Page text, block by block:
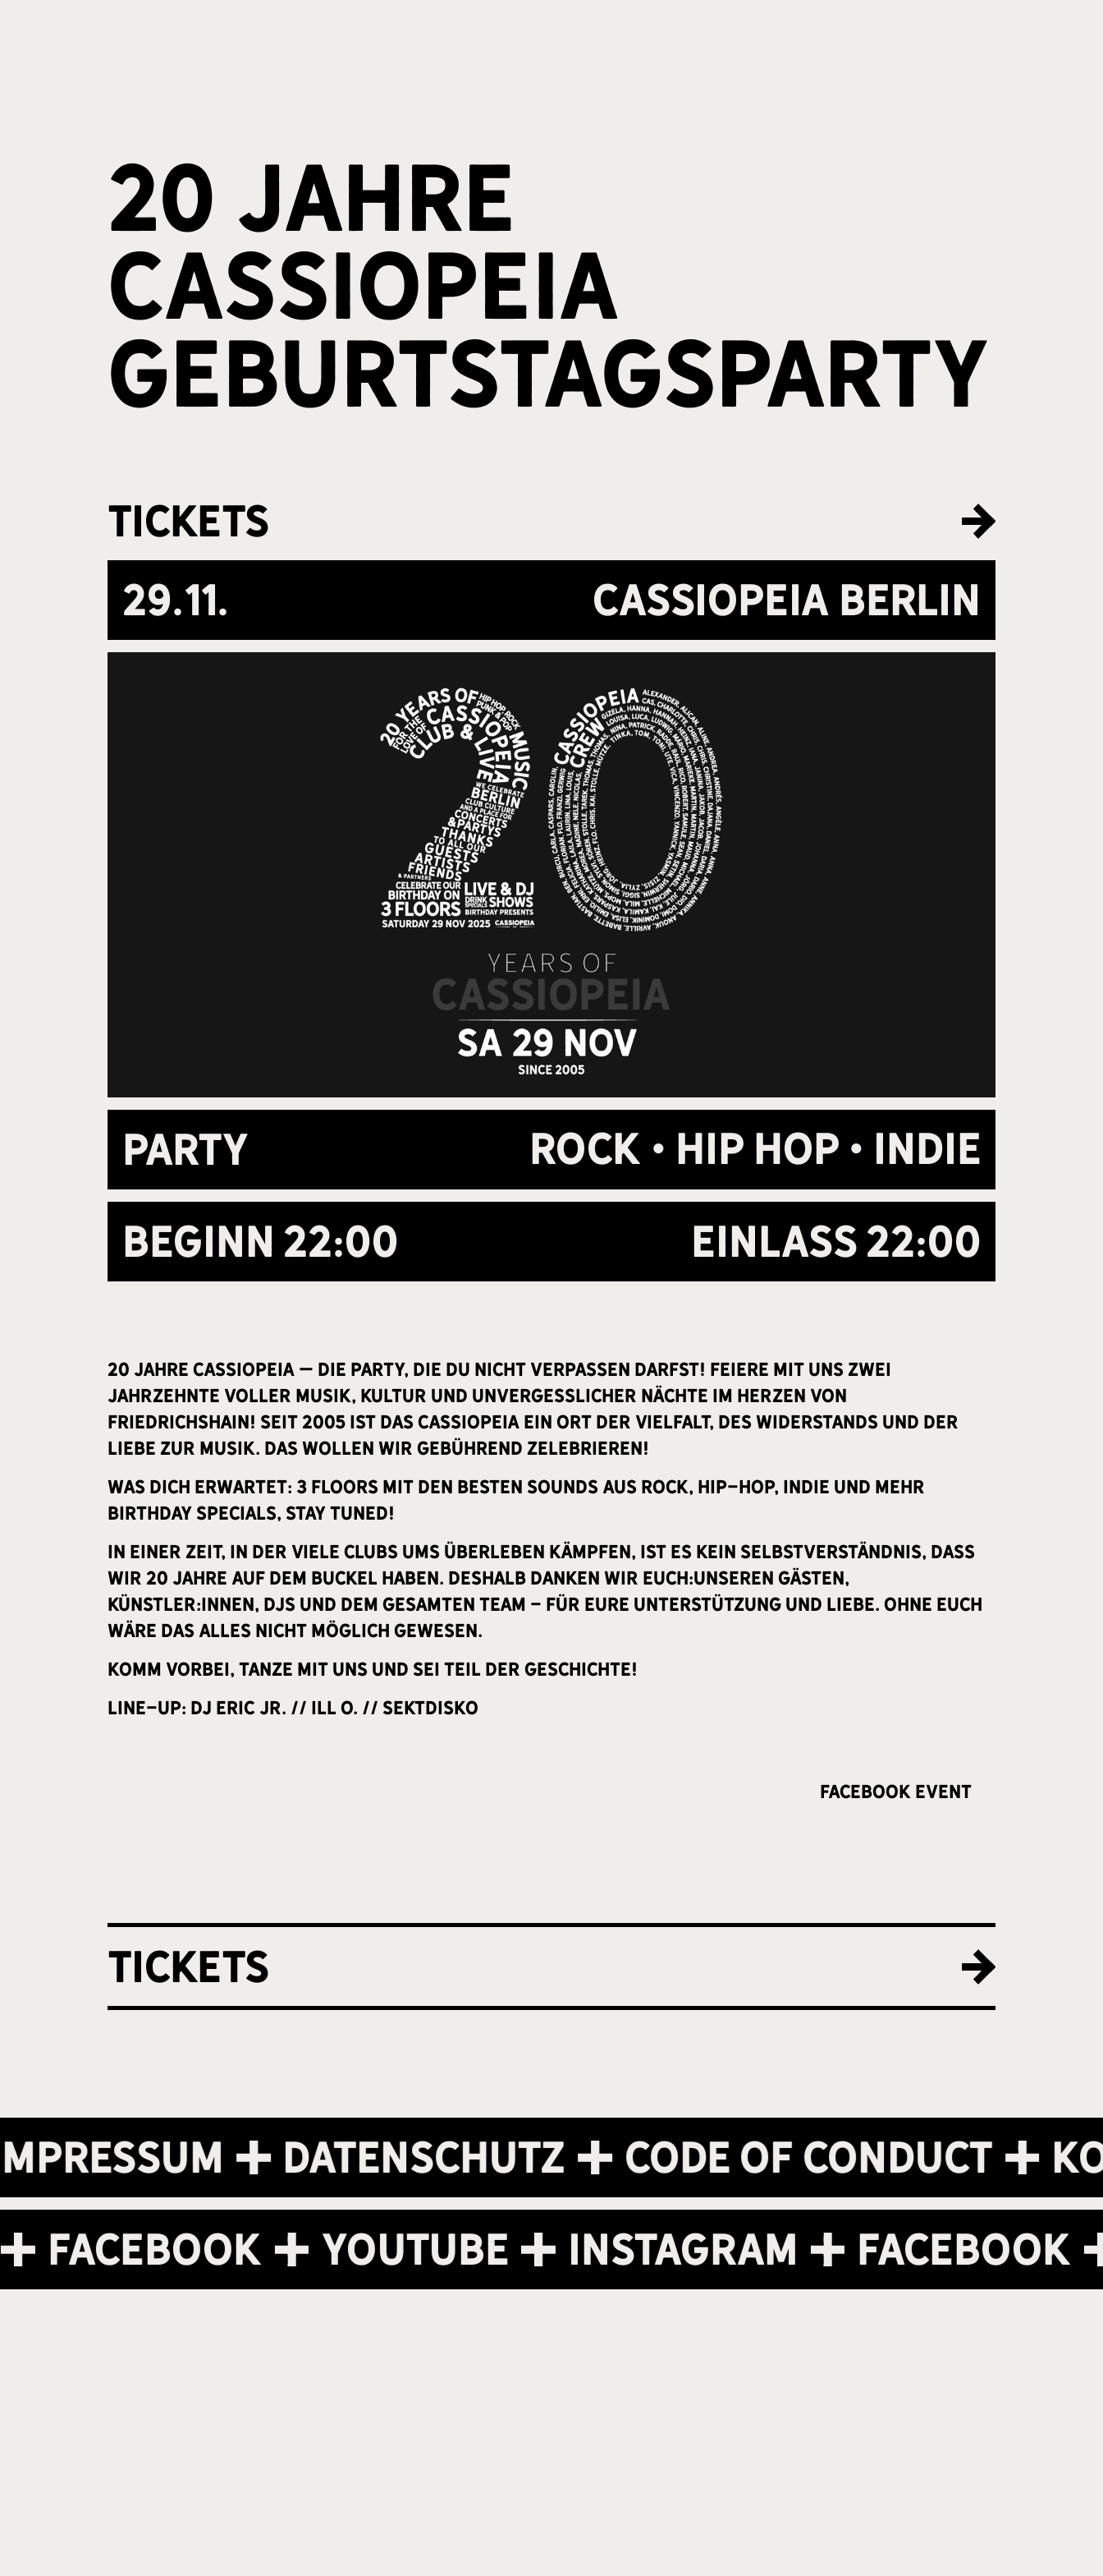
20 Jahre
cassiopeia
Geburtstagsparty
Tickets
29.11. Cassiopeia Berlin
Party
Rock • Hip Hop • Indie
Beginn 22:00 Einlass22:00
20 Jahre Cassiopeia – Die Party, die du nicht verpassen darfst! Feiere mit uns zwei
Jahrzehnte voller Musik, Kultur und unvergesslicher Nächte im Herzen von
Friedrichshain! Seit 2005 ist das cassiopeia ein Ort der Vielfalt, des Widerstands und der
Liebe zur Musik. Das wollen wir gebührend zelebrieren!
Was dich erwartet: 3 Floors mit den besten Sounds aus Rock, Hip-Hop, Indie und mehr
Birthday Specials, stay tuned!
In einer Zeit, in der viele Clubs ums Überleben kämpfen, ist es kein Selbstverständnis, dass
wir 20 Jahre auf dem Buckel haben. Deshalb danken wir euch:unseren Gästen,
Künstler:innen, DJs und dem gesamten Team - für eure Unterstützung und Liebe. Ohne euch
wäre das alles nicht möglich gewesen.
Komm vorbei, tanze mit uns und sei Teil der Geschichte!
Line-Up: DJ Eric Jr. // Ill O. // Sektdisko
Facebook Event
Tickets
Datenschutz Code of Conduct
Facebook Youtube Instagram